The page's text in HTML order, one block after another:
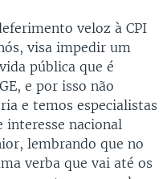
veloz à CPI
visa impedir um
pública que é
e por isso não
e temos especialistas
interesse nacional
lembrando que no
verba que vai até os